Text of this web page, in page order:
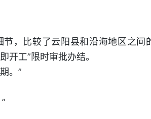
，比较了云阳县和沿海地区之间
开工”限时审批办结。
。”